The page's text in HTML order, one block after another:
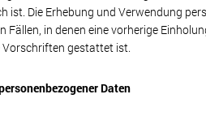
ist. Die Erhebung und Verwendung
Fällen, in denen eine vorherige
gestattet ist.
Daten